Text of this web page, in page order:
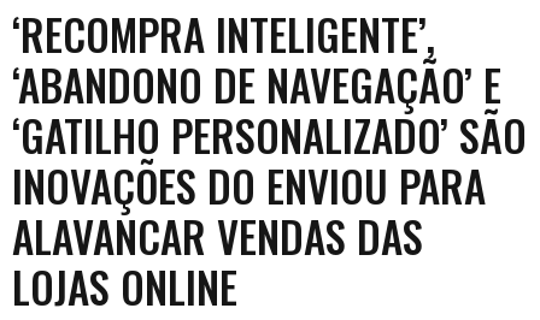
‘RECOMPRA INTELIGENTE’,
‘ABANDONO DE NAVEGAÇÃO’ E
‘GATILHO PERSONALIZADO’ SÃO
INOVAÇÕES DO ENVIOU PARA
ALAVANCAR VENDAS DAS
LOJAS ONLINE